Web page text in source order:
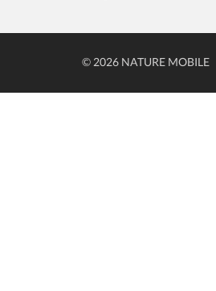
© 2026 NATURE MOBILE